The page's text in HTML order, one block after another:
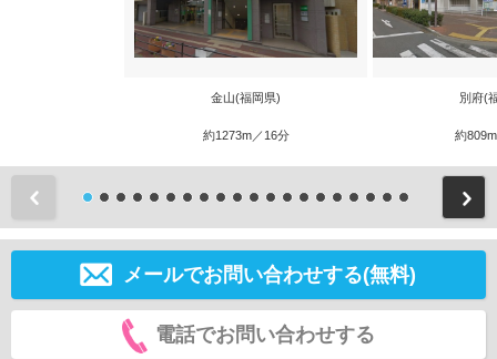
金山(福岡県)
約1273m／16分
別府(
約
メールでお問い合わせする(無料)
電話でお問い合わせする